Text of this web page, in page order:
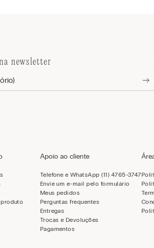
newsletter
Apoio ao cliente
Telefone e WhatsApp (11) 4765-3747
Envie um e-mail pelo formulário
Meus pedidos
Perguntas frequentes
Entregas
Trocas e Devoluções
Pagamentos